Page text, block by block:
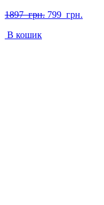
1897 грн. Оригінальна
799 грн.
В кошик